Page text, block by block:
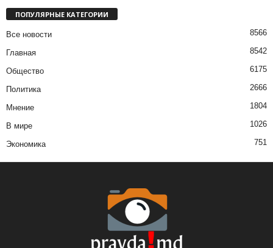
ПОПУЛЯРНЫЕ КАТЕГОРИИ
Все новости 8566
Главная 8542
Общество 6175
Политика 2666
Мнение 1804
В мире 1026
Экономика 751